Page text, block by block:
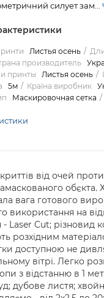
силует зам...
Листья осень
производитель
принты Листья осень
5м Країна виробник
Маскировочная сетка
від очей
обєкта.
вага готового
на
Cut; різновид
розхідним
доступною не
вітрі. Легко
з відстанню в 1
дубове листя;